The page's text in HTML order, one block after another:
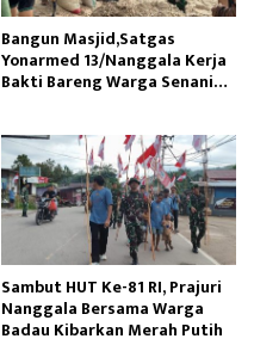
Bangun Masjid,Satgas
Yonarmed 13/Nanggala Kerja
Bakti Bareng Warga Senaning
Sambut HUT Ke-81 RI, Prajuri
Nanggala Bersama Warga
Badau Kibarkan Merah Putih